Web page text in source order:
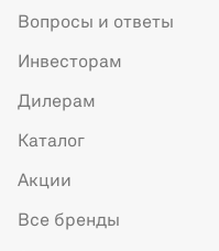
Вопросы и ответы
Инвесторам
Дилерам
Каталог
Акции
Все бренды